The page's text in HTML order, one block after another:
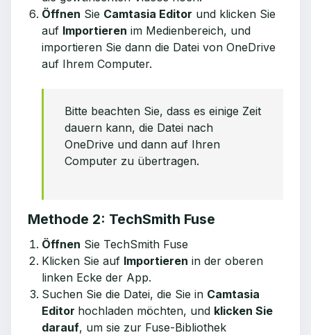
Öffnen Sie Camtasia Editor und klicken Sie
auf Importieren im Medienbereich, und
importieren Sie dann die Datei von OneDrive
auf Ihrem Computer.
Bitte beachten Sie, dass es einige Zeit
dauern kann, die Datei nach
OneDrive und dann auf Ihren
Computer zu übertragen.
Methode 2: TechSmith Fuse
Öffnen Sie TechSmith Fuse
Klicken Sie auf Importieren in der oberen
linken Ecke der App.
Suchen Sie die Datei, die Sie in Camtasia
Editor hochladen möchten, und klicken Sie
darauf, um sie zur Fuse-Bibliothek